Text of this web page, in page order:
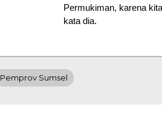
Permukiman, karena
kata dia.
Pemprov Sumsel